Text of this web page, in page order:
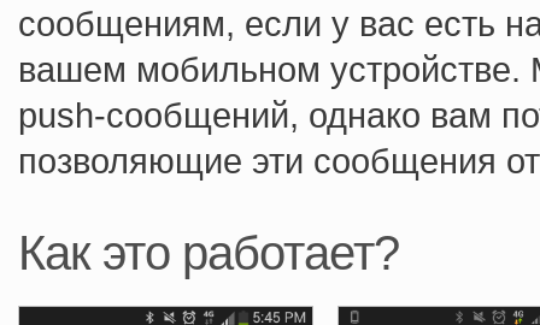
сообщениям, если у вас есть
вашем мобильном устройстве.
push-сообщений, однако вам
позволяющие эти сообщения
Как это работает?